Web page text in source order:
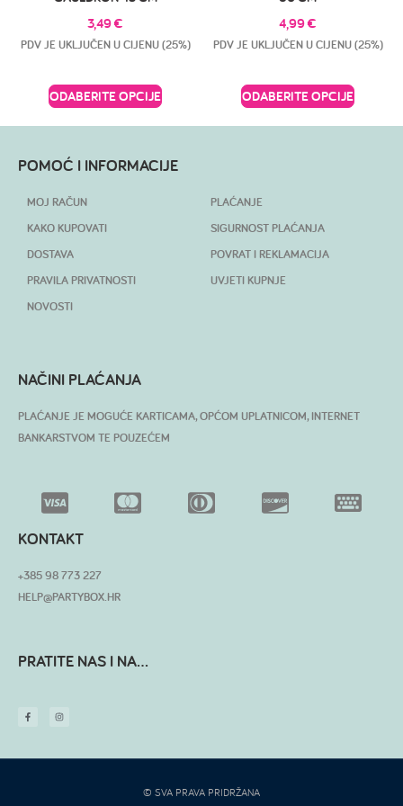
3,49€
PDV JE UKLJUČEN U CIJENU (25%)
ODABERITE OPCIJE
4,99€
PDV JE UKLJUČEN U CIJENU (25%)
ODABERITE OPCIJE
POMOĆ I INFORMACIJE
MOJ RAČUN
KAKO KUPOVATI
DOSTAVA
PRAVILA PRIVATNOSTI
NOVOSTI
PLAĆANJE
SIGURNOST PLAĆANJA
POVRAT I REKLAMACIJA
UVJETI KUPNJE
NAČINI PLAĆANJA
PLAĆANJE JE MOGUĆE KARTICAMA, OPĆOM UPLATNICOM, INTERNET
BANKARSTVOM TE POUZEĆEM
KONTAKT
+385 98 773 227
HELP@PARTYBOX.HR
PRATITE NAS I NA...
© SVA PRAVA PRIDRŽANA